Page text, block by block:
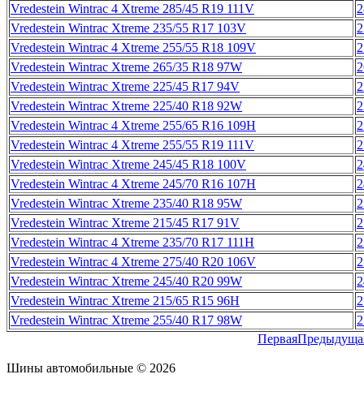
Vredestein Wintrac 4 Xtreme 285/45 R19 111V
Vredestein Wintrac Xtreme 235/55 R17 103V
Vredestein Wintrac 4 Xtreme 255/55 R18 109V
Vredestein Wintrac Xtreme 265/35 R18 97W
Vredestein Wintrac Xtreme 225/45 R17 94V
Vredestein Wintrac Xtreme 225/40 R18 92W
Vredestein Wintrac 4 Xtreme 255/65 R16 109H
Vredestein Wintrac 4 Xtreme 255/55 R19 111V
Vredestein Wintrac Xtreme 245/45 R18 100V
Vredestein Wintrac 4 Xtreme 245/70 R16 107H
Vredestein Wintrac Xtreme 235/40 R18 95W
Vredestein Wintrac Xtreme 215/45 R17 91V
Vredestein Wintrac 4 Xtreme 235/70 R17 111H
Vredestein Wintrac 4 Xtreme 275/40 R20 106V
Vredestein Wintrac Xtreme 245/40 R20 99W
Vredestein Wintrac Xtreme 215/65 R15 96H
Vredestein Wintrac Xtreme 255/40 R17 98W
Первая
Шины автомобильные © 2026